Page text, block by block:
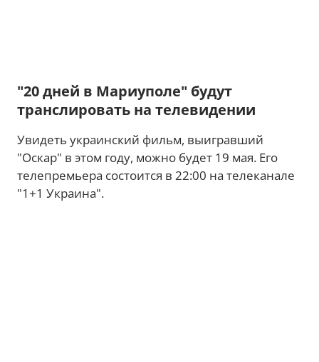
"20 дней в Мариуполе" будут
транслировать на телевидении
Увидеть украинский фильм, выигравший
"Оскар" в этом году, можно будет 19 мая. Его
телепремьера состоится в 22:00 на телеканале
"1+1 Украина".